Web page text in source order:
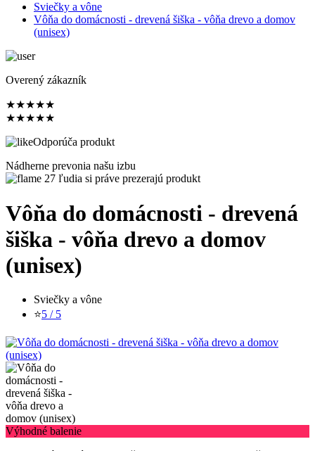
Sviečky a vône
Vôňa do domácnosti - drevená šiška - vôňa drevo a domov
(unisex)
Overený zákazník
★★★★★
★★★★★
Odporúča produkt
Nádherne prevonia našu izbu
27 ľudia si práve prezerajú produkt
Vôňa do domácnosti - drevená
šiška - vôňa drevo a domov
(unisex)
Sviečky a vône
⭐5 / 5
Výhodné balenie